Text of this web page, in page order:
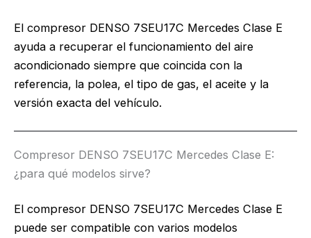
El compresor DENSO 7SEU17C Mercedes Clase E
ayuda a recuperar el funcionamiento del aire
acondicionado siempre que coincida con la
referencia, la polea, el tipo de gas, el aceite y la
versión exacta del vehículo.
Compresor DENSO 7SEU17C Mercedes Clase E:
¿para qué modelos sirve?
El compresor DENSO 7SEU17C Mercedes Clase E
puede ser compatible con varios modelos